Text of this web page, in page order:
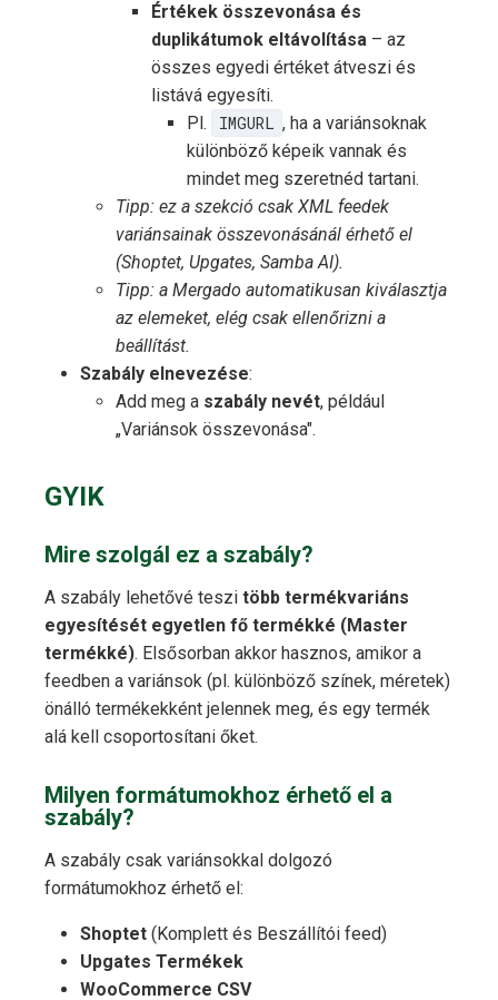
Értékek összevonása és
duplikátumok eltávolítása – az
összes egyedi értéket átveszi és
listává egyesíti.
Pl.
IMGURL , ha a variánsoknak
különböző képeik vannak és
mindet meg szeretnéd tartani.
Tipp: ez a szekció csak XML feedek
variánsainak összevonásánál érhető el
(Shoptet, Upgates, Samba AI).
Tipp: a Mergado automatikusan kiválasztja
az elemeket, elég csak ellenőrizni a
beállítást.
Szabály elnevezése:
Add meg a szabály nevét, például
„Variánsok összevonása".
GYIK
Mire szolgál ez a szabály?
A szabály lehetővé teszi több termékvariáns
egyesítését egyetlen fő termékké (Master
termékké). Elsősorban akkor hasznos, amikor a
feedben a variánsok (pl. különböző színek, méretek)
önálló termékekként jelennek meg, és egy termék
alá kell csoportosítani őket.
Milyen formátumokhoz érhető el a
szabály?
A szabály csak variánsokkal dolgozó
formátumokhoz érhető el:
Shoptet (Komplett és Beszállítói feed)
Upgates Termékek
WooCommerce CSV